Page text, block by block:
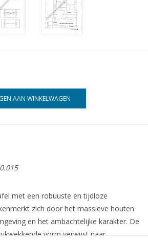
AAN WINKELWAGEN
met een robuuste en tijdloze
zich door het massieve houten
en het ambachtelijke karakter. De
vorm verwijst naar